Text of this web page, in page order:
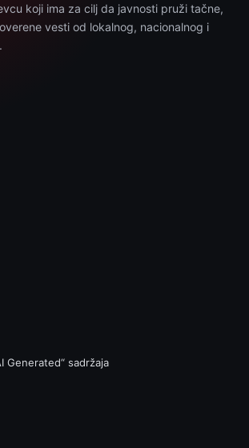
koji ima za cilj da javnosti pruži tačne,
vesti od lokalnog, nacionalnog i
Generated“ sadržaja